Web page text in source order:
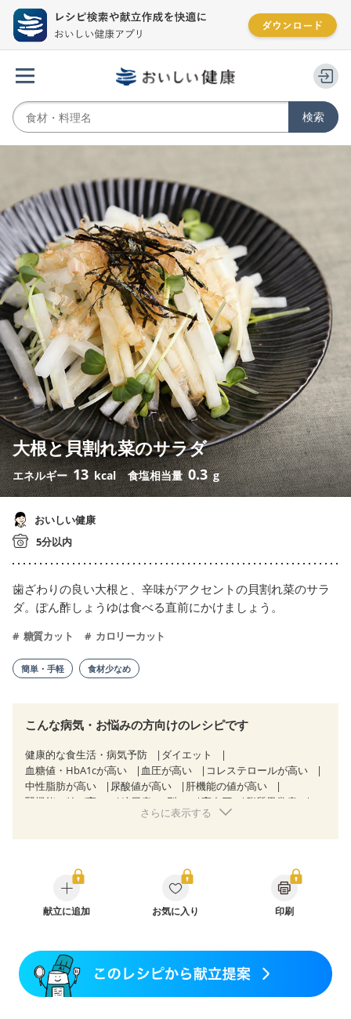
大根と貝割れ菜のサラダ
エネルギー13 kcal 食塩相当量0.3 g
おいしい健康
5分以内
歯ざわりの良い大根と、辛味がアクセントの貝割れ菜のサラ
ダ。ぽん酢しょうゆは食べる直前にかけましょう。
糖質カット カロリーカット
簡単・手軽 食材少なめ
こんな病気・お悩みの方向けのレシピです
健康的な食生活・病気予防
ダイエット
血糖値・HbA1cが高い
血圧が高い
コレステロールが高い
中性脂肪が高い
尿酸値が高い
肝機能の値が高い
腎機能の値が高い
糖尿病（2型） 高血圧
脂質異常症
狭心症 心筋梗塞
糖尿病性腎症（第３期）
CKD（ステージ１）
CKD（ステージ２）
CKD（ステージ３a）
CKD（ステージ３b）
透析
乳がん（抗がん剤治療中）
飲み込みにくい
関節リウマチ
貧血対策 ニキビ・肌荒れ 更年期
さらに表示する
献立に追加 お気に入り 印刷